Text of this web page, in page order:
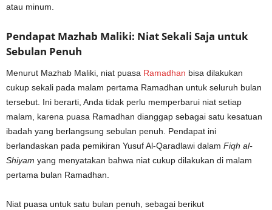
atau minum.
Pendapat Mazhab Maliki: Niat Sekali Saja untuk
Sebulan Penuh
Menurut Mazhab Maliki, niat puasa Ramadhan bisa dilakukan
cukup sekali pada malam pertama Ramadhan untuk seluruh bulan
tersebut. Ini berarti, Anda tidak perlu memperbarui niat setiap
malam, karena puasa Ramadhan dianggap sebagai satu kesatuan
ibadah yang berlangsung sebulan penuh. Pendapat ini
berlandaskan pada pemikiran Yusuf Al-Qaradlawi dalam Fiqh al-
Shiyam yang menyatakan bahwa niat cukup dilakukan di malam
pertama bulan Ramadhan.
Niat puasa untuk satu bulan penuh, sebagai berikut